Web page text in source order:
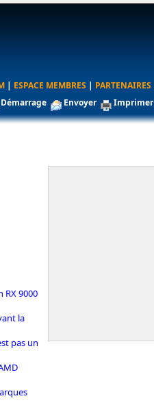
| ESPACE MEMBRES | PARTENAIRES
Démarrage Envoyer Imprimer
RX 9000
la
pas un